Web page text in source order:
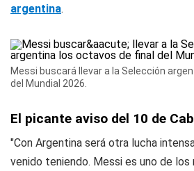
argentina.
Messi buscará llevar a la Selección
del Mundial 2026.
El picante aviso del 10 de
"Con Argentina será otra lucha
venido teniendo. Messi es uno de